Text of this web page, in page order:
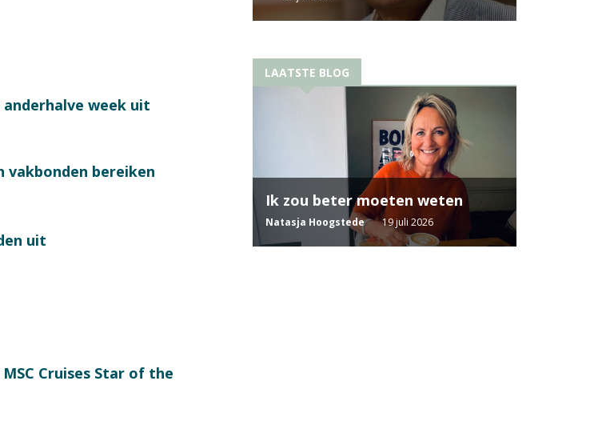
anderhalve week uit
vakbonden bereiken
uit
Cruises Star of the
LAATSTE BLOG
Ik zou beter moeten weten
Natasja Hoogstede 19 juli 2026